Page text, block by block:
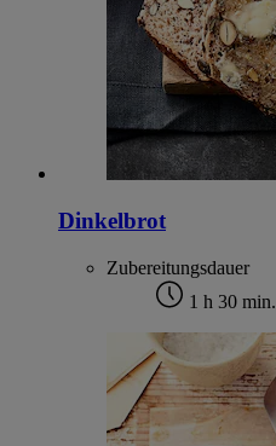
Dinkelbrot
Zubereitungsdauer
1 h 30 min.